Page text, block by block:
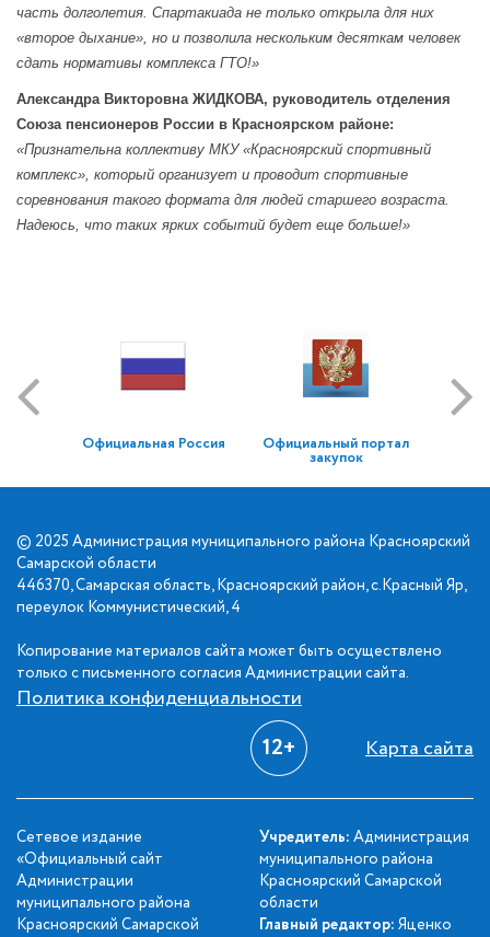
часть долголетия. Спартакиада не только открыла для них
«второе дыхание», но и позволила нескольким десяткам человек
сдать нормативы комплекса ГТО!»
Александра Викторовна ЖИДКОВА, руководитель отделения
Союза пенсионеров России в Красноярском районе:
«Признательна коллективу МКУ «Красноярский спортивный
комплекс», который организует и проводит спортивные
соревнования такого формата для людей старшего возраста.
Надеюсь, что таких ярких событий будет еще больше!»
Официальная Россия Официальный портал
закупок
© 2025 Администрация муниципального района Красноярский
Самарской области
446370, Самарская область, Красноярский район, с.Красный Яр,
переулок Коммунистический, 4
Копирование материалов сайта может быть осуществлено
только с письменного согласия Администрации сайта.
Политика конфиденциальности
12+ Карта сайта
Сетевое издание
«Официальный сайт
Администрации
муниципального района
Красноярский Самарской
Учредитель: Администрация
муниципального района
Красноярский Самарской
области
Главный редактор: Яценко